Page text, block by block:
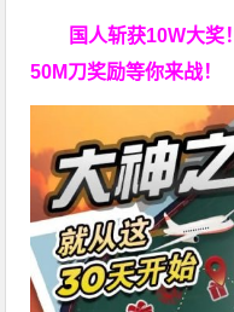
国人斩获10W大奖！
50M刀奖励等你来战！